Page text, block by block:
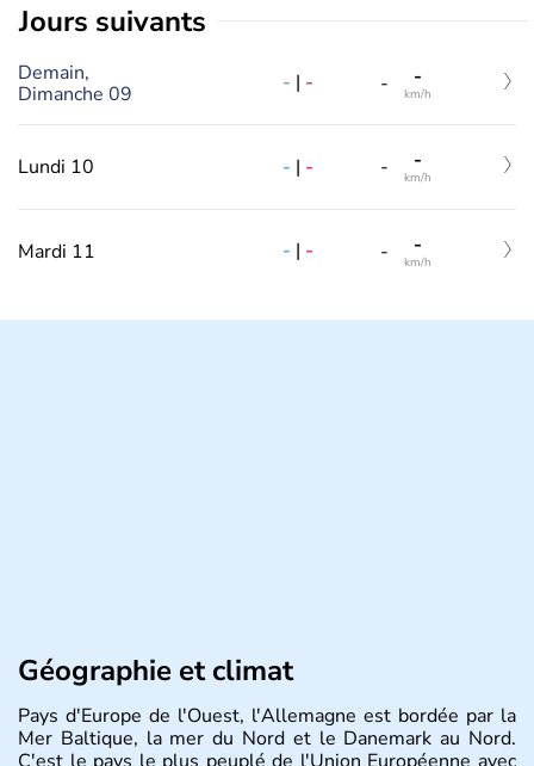
jours suivants
Demain,
Dimanche 09
- | - - -
km/h
Lundi 10 - | - - -
km/h
Mardi 11 - | - - -
km/h
Géographie et climat
Pays d'Europe de l'Ouest, l'Allemagne est bordée par la
Mer Baltique, la mer du Nord et le Danemark au Nord.
C'est le pays le plus peuplé de l'Union Européenne avec